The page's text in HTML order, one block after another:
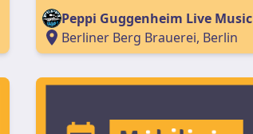
Peppi Guggenheim Live Music
Berliner Berg Brauerei, Berlin